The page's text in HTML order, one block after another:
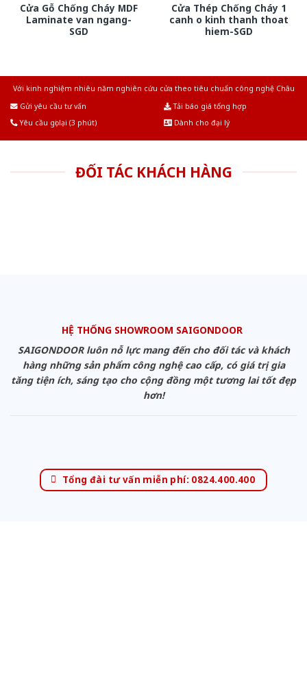
Cửa Gỗ Chống Cháy MDF
Laminate van ngang-
SGD
Cửa Thép Chống Cháy 1
canh o kinh thanh thoat
hiem-SGD
Với kinh nghiệm nhiêu năm nghiên cứu cửa theo tiêu chuẩn công nghệ Châu
Gửi yêu cầu tư vấn
Tải báo giá tổng hợp
Yêu cầu gọi lại (3 phút)
Dành cho đại lý
ĐỐI TÁC KHÁCH HÀNG
HỆ THỐNG SHOWROOM SAIGONDOOR
SAIGONDOOR luôn nỗ lực mang đến cho đối tác và khách
hàng những sản phẩm công nghệ cao cấp, có giá trị gia
tăng tiện ích, sáng tạo cho cộng đồng một tương lai tốt đẹp
hơn!
Tổng đài tư vấn miễn phí: 0824.400.400